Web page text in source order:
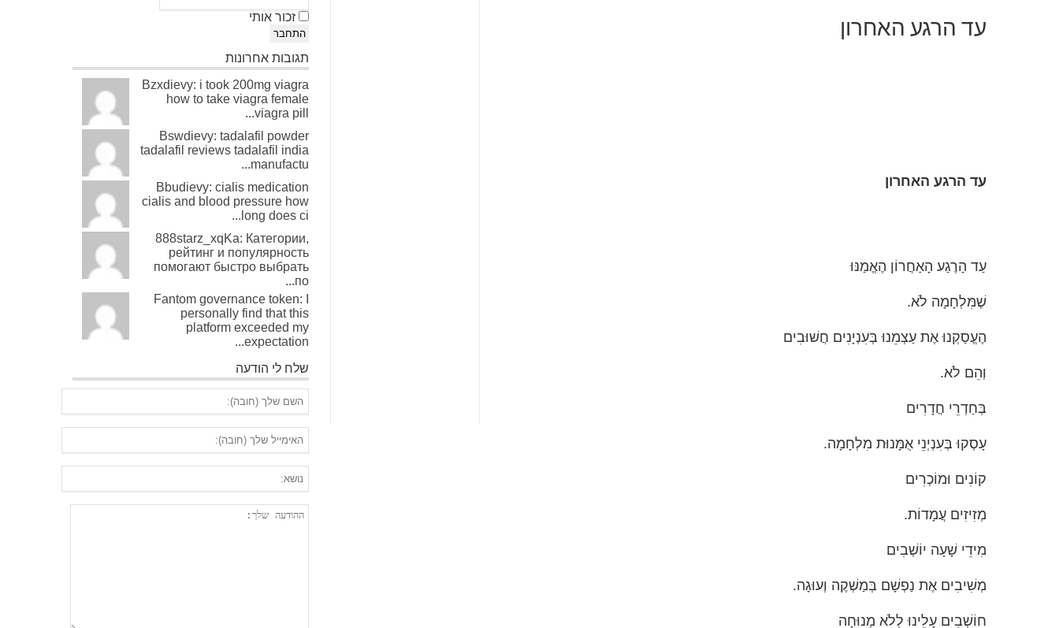
עד הרגע האחרון
עד הרגע האחרון
עַד הָרֶגַע הָאַחֲרוֹן הֶאֱמַנּוּ
שֶׁמִּלְחָמָה לֹא.
הֶעֱסַקְנוּ אֶת עַצְמֵנוּ בְּעִנְיָנִים חֲשׁוּבִים
וְהֵם לֹא.
בְּחַדְרֵי חֲדָרִים
עָסְקוּ בְּעִנְיְנֵי אֻמָּנוּת מִלְחָמָה.
קוֹנִים וּמוֹכְרִים
מְזִיזִים עֲמָדוֹת.
מִידֵי שָׁעָה יוֹשְׁבִים
מְשִׁיבִים אֶת נַפְשָׁם בְּמַשְׁקֶה וְעוּגָה.
חוֹשְׁבִים עָלֵינוּ לְלֹא מְנוּחָה
זכור אותי
התחבר
תגובות אחרונות
Bzxdievy: i took 200mg viagra
how to take viagra female
viagra pill...
Bswdievy: tadalafil powder
tadalafil reviews tadalafil india
manufactu...
Bbudievy: cialis medication
cialis and blood pressure how
long does ci...
888starz_xqKa: Категории,
рейтинг и популярность
помогают быстро выбрать
по...
Fantom governance token: I
personally find that this
platform exceeded my
expectation...
שלח לי הודעה